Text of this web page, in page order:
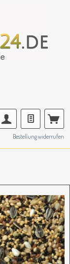
Bestellung widerrufen